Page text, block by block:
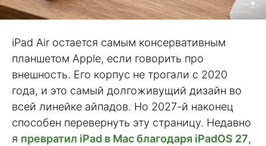
iPad Air остается самым консервативным
планшетом Apple, если говорить про
внешность. Его корпус не трогали с 2020
года, и это самый долгоживущий дизайн во
всей линейке айпадов. Но 2027-й наконец
способен перевернуть эту страницу. Недавно
я превратил iPad в Mac благодаря iPadOS 27,